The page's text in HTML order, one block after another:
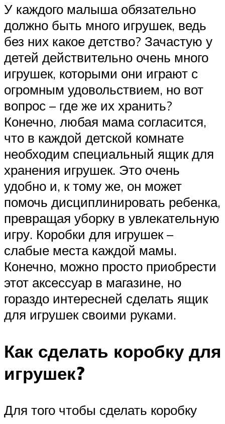
У каждого малыша обязательно
должно быть много игрушек, ведь
без них какое детство? Зачастую у
детей действительно очень много
игрушек, которыми они играют с
огромным удовольствием, но вот
вопрос – где же их хранить?
Конечно, любая мама согласится,
что в каждой детской комнате
необходим специальный ящик для
хранения игрушек. Это очень
удобно и, к тому же, он может
помочь дисциплинировать ребенка,
превращая уборку в увлекательную
игру. Коробки для игрушек –
слабые места каждой мамы.
Конечно, можно просто приобрести
этот аксессуар в магазине, но
гораздо интересней сделать ящик
для игрушек своими руками.
Как сделать коробку для
игрушек?
Для того чтобы сделать коробку